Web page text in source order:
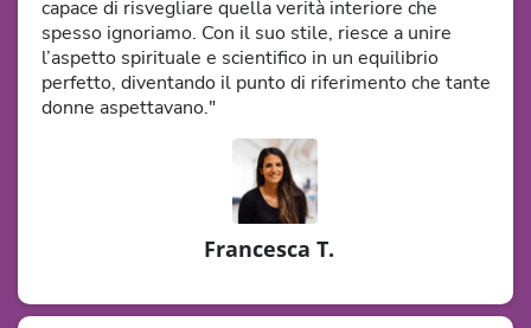
capace di risvegliare quella verità interiore che
spesso ignoriamo. Con il suo stile, riesce a unire
l’aspetto spirituale e scientifico in un equilibrio
perfetto, diventando il punto di riferimento che tante
donne aspettavano."
Francesca T.